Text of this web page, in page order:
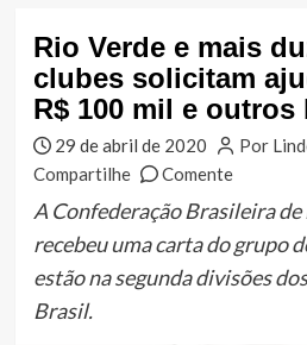
Rio Verde e mais
clubes solicitam
R$ 100 mil e
29 de abril de 2020
Por
Compartilhe
Comente
A Confederação Brasileira de
recebeu uma carta do grupo
estão na segunda divisões
Brasil.